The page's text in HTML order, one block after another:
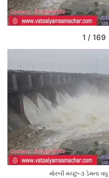
1 / 169
મોરબી મચ્છુ-૩ ડેમના